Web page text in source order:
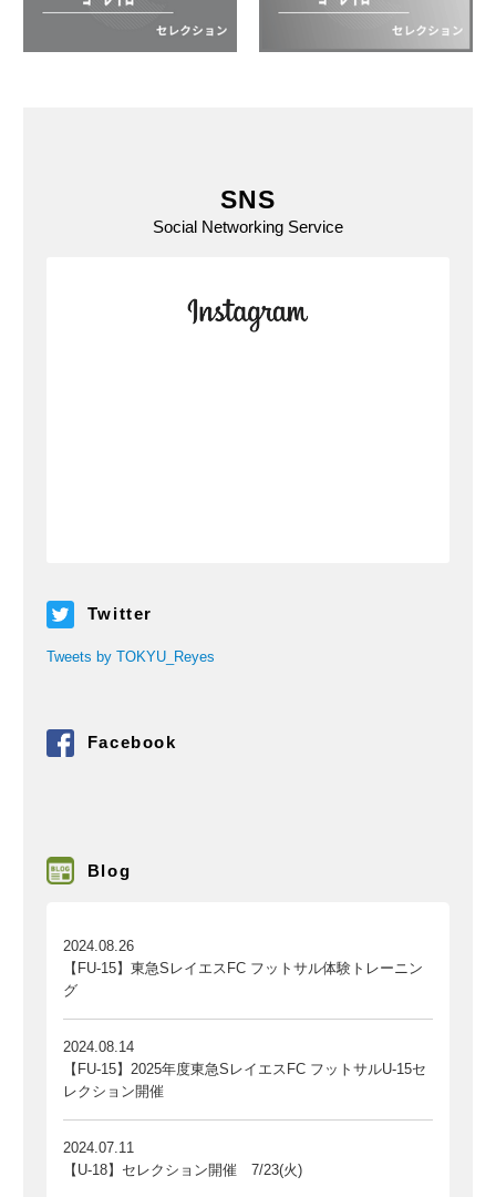
SNS
Social Networking Service
Twitter
Tweets by TOKYU_Reyes
Facebook
Blog
2024.08.26
【FU-15】東急SレイエスFC フットサル体験トレーニン
グ
2024.08.14
【FU-15】2025年度東急SレイエスFC フットサルU-15セ
レクション開催
2024.07.11
【U-18】セレクション開催 7/23(火)